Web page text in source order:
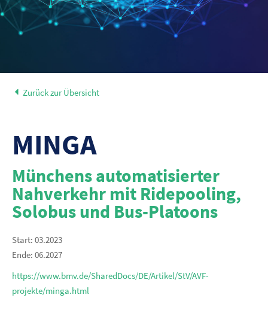
Zurück zur Übersicht
MINGA
Münchens automatisierter
Nahverkehr mit Ridepooling,
Solobus und Bus-Platoons
Start: 03.2023
Ende: 06.2027
https://www.bmv.de/SharedDocs/DE/Artikel/StV/AVF-
projekte/minga.html